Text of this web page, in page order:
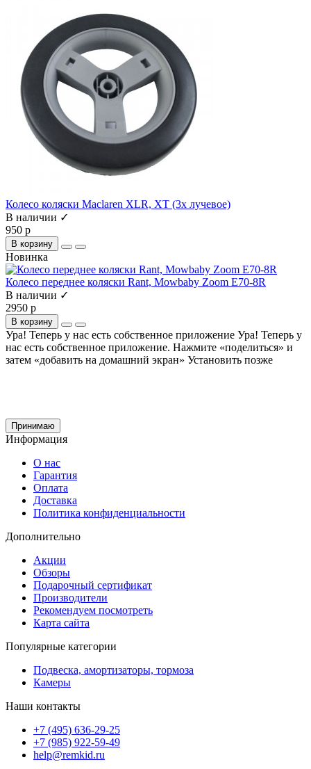
Колесо коляски Maclaren XLR, XT (3х лучевое)
В наличии ✓
950 р
В корзину
Новинка
Колесо переднее коляски Rant, Mowbaby Zoom E70-8R
В наличии ✓
2950 р
В корзину
Ура! Теперь у нас есть собственное приложение Ура! Теперь у
нас есть собственное приложение. Нажмите «поделиться» и
затем «добавить на домашний экран» Установить позже
Принимаю
Информация
О нас
Гарантия
Оплата
Доставка
Политика конфиденциальности
Дополнительно
Акции
Обзоры
Подарочный сертификат
Производители
Рекомендуем посмотреть
Карта сайта
Популярные категории
Подвеска, амортизаторы, тормоза
Камеры
Наши контакты
+7 (495) 636-29-25
+7 (985) 922-59-49
help@remkid.ru